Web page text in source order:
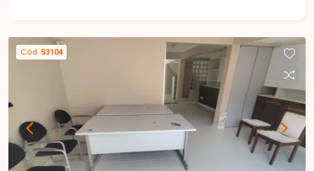
por sala em 02 ambientes, cozinha planejada, 02
quartos, sendo 01 suíte com sacada e armário
planejado, além de ar-condicionado nos 02
quartos. Conta ainda com banheiro social com
armário e box em blindex e 01 vaga de garagem.
O condomínio dispõe de elevador,
proporcionando mais conforto e praticidade aos
moradores. Entre em contato para mais
Cód. 53104